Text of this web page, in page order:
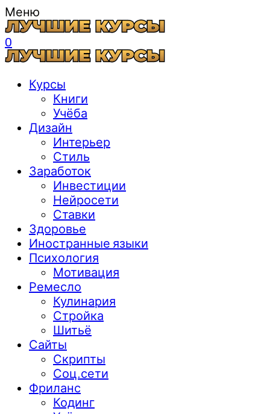
Меню
0
Курсы
Книги
Учёба
Дизайн
Интерьер
Стиль
Заработок
Инвестиции
Нейросети
Ставки
Здоровье
Иностранные языки
Психология
Мотивация
Ремесло
Кулинария
Стройка
Шитьё
Сайты
Скрипты
Соц.сети
Фриланс
Кодинг